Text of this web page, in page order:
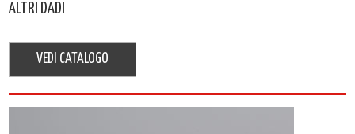
ALTRI DADI
VEDI CATALOGO